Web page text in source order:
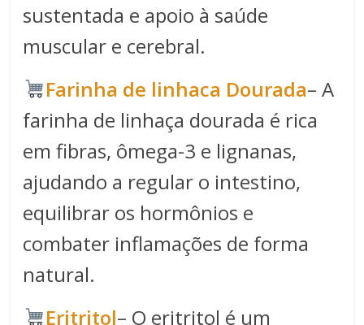
sustentada e apoio à saúde
muscular e cerebral.
Farinha de linhaca Dourada– A
farinha de linhaça dourada é rica
em fibras, ômega-3 e lignanas,
ajudando a regular o intestino,
equilibrar os hormônios e
combater inflamações de forma
natural.
Eritritol– O eritritol é um